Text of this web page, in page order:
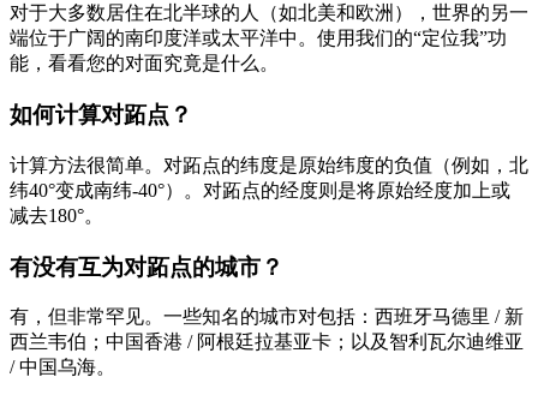
对于大多数居住在北半球的人（如北美和欧洲），世界的另一
端位于广阔的南印度洋或太平洋中。使用我们的“定位我”功
能，看看您的对面究竟是什么。
如何计算对跖点？
计算方法很简单。对跖点的纬度是原始纬度的负值（例如，北
纬40°变成南纬-40°）。对跖点的经度则是将原始经度加上或
减去180°。
有没有互为对跖点的城市？
有，但非常罕见。一些知名的城市对包括：西班牙马德里 / 新
西兰韦伯；中国香港 / 阿根廷拉基亚卡；以及智利瓦尔迪维亚
/ 中国乌海。